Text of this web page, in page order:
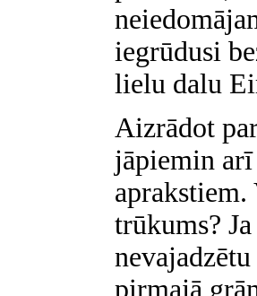
iegrūdusi
lielu dalu
Aizrādot
jāpiemin arī
aprakstiem.
trūkums?
pirmajā